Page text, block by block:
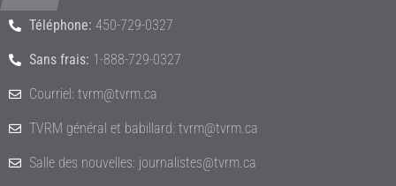
Téléphone: 450-729-0327
Sans frais: 1-888-729-0327
Courriel: tvrm@tvrm.ca
TVRM général et babillard: tvrm@tvrm.ca
Salle des nouvelles: journalistes@tvrm.ca